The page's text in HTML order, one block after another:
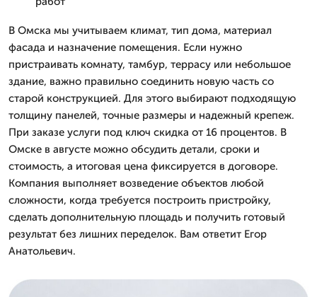
В Омска мы учитываем климат, тип дома, материал
фасада и назначение помещения. Если нужно
пристраивать комнату, тамбур, террасу или небольшое
здание, важно правильно соединить новую часть со
старой конструкцией. Для этого выбирают подходящую
толщину панелей, точные размеры и надежный крепеж.
При заказе услуги под ключ скидка от 16 процентов. В
Омске в августе можно обсудить детали, сроки и
стоимость, а итоговая цена фиксируется в договоре.
Компания выполняет возведение объектов любой
сложности, когда требуется построить пристройку,
сделать дополнительную площадь и получить готовый
результат без лишних переделок. Вам ответит Егор
Анатольевич.